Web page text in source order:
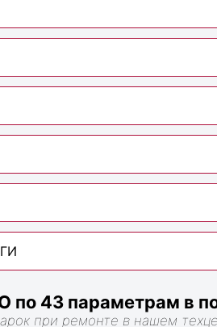
43 параметрам в
при ремонте в нашем